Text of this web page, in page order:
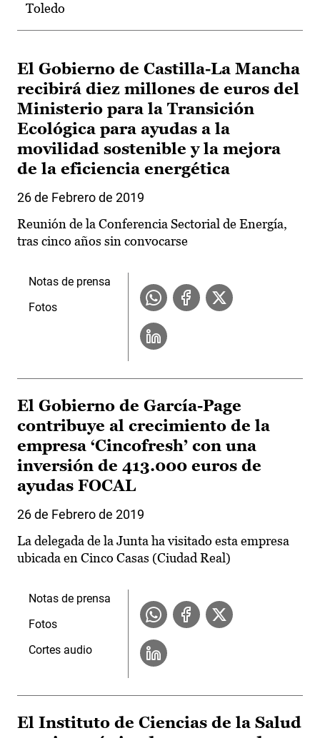
Toledo
El Gobierno de Castilla-La Mancha
recibirá diez millones de euros del
Ministerio para la Transición
Ecológica para ayudas a la
movilidad sostenible y la mejora
de la eficiencia energética
26 de Febrero de 2019
Reunión de la Conferencia Sectorial de Energía,
tras cinco años sin convocarse
Notas de prensa
Fotos
El Gobierno de García-Page
contribuye al crecimiento de la
empresa ‘Cincofresh’ con una
inversión de 413.000 euros de
ayudas FOCAL
26 de Febrero de 2019
La delegada de la Junta ha visitado esta empresa
ubicada en Cinco Casas (Ciudad Real)
Notas de prensa
Fotos
Cortes audio
El Instituto de Ciencias de la Salud